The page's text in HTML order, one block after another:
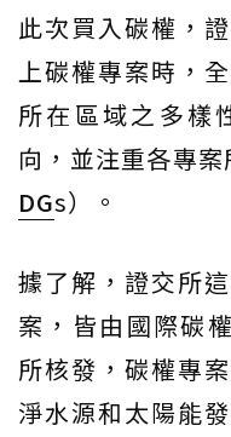
此次買入碳權，
上碳權專案時，
所在區域之多樣
向，並注重各專
DGs）。
據了解，證交所
案，皆由國際碳
所核發，碳權專
淨水源和太陽能